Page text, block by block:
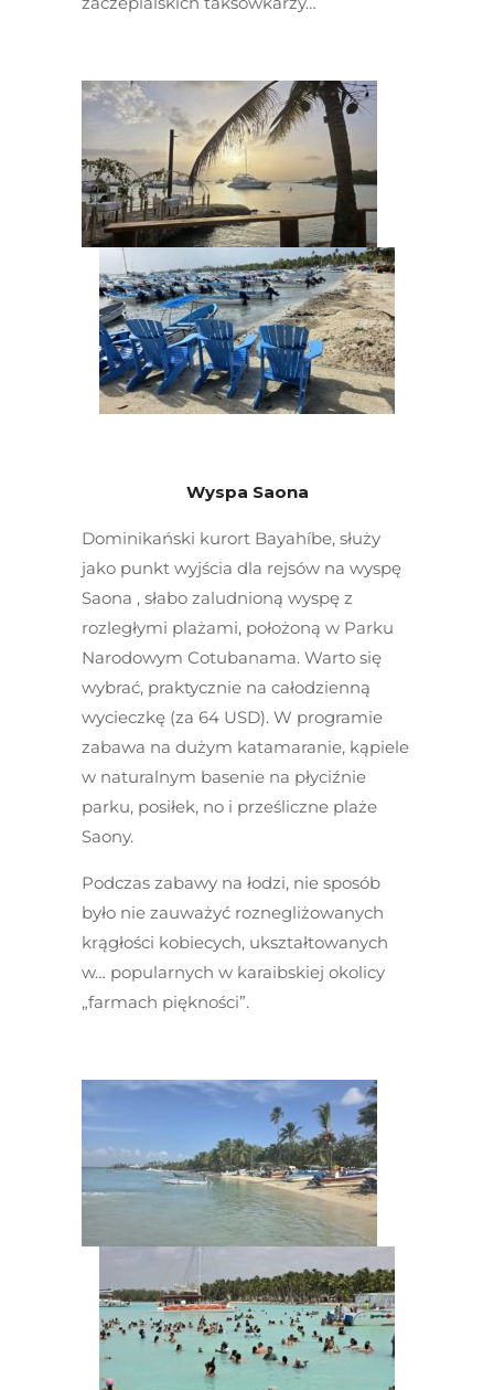
Wyspa Saona
Dominikański kurort Bayahíbe, służy
jako punkt wyjścia dla rejsów na wyspę
Saona , słabo zaludnioną wyspę z
rozległymi plażami, położoną w Parku
Narodowym Cotubanama. Warto się
wybrać, praktycznie na całodzienną
wycieczkę (za 64 USD). W programie
zabawa na dużym katamaranie, kąpiele
w naturalnym basenie na płyciźnie
parku, posiłek, no i prześliczne plaże
Saony.
Podczas zabawy na łodzi, nie sposób
było nie zauważyć roznegliżowanych
krągłości kobiecych, ukształtowanych
w… popularnych w karaibskiej okolicy
„farmach piękności”.